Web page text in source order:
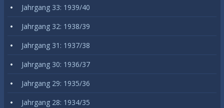
Jahrgang 33: 1939/40
Jahrgang 32: 1938/39
Jahrgang 31: 1937/38
Jahrgang 30: 1936/37
Jahrgang 29: 1935/36
Jahrgang 28: 1934/35